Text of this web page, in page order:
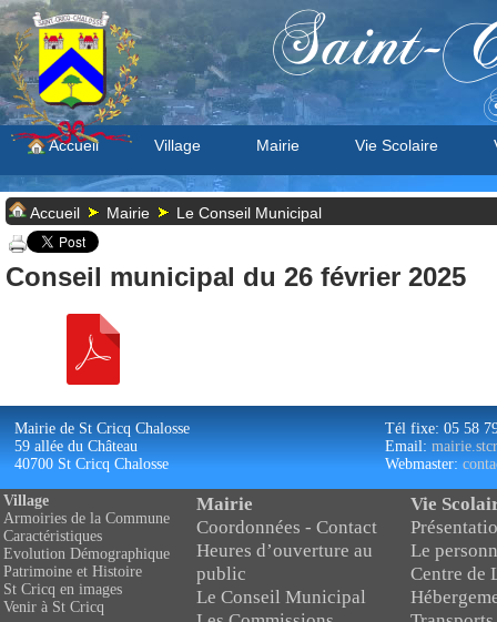
Saint-
Accueil Village Mairie Vie Scolaire
Accueil Mairie Le Conseil Municipal
Conseil municipal du 26 février 2025
Mairie de St Cricq Chalosse
59 allée du Château
40700 St Cricq Chalosse
Tél fixe: 05 58
Email:
Webmaster:
Village
Armoiries de la Commune
Caractéristiques
Evolution Démographique
Patrimoine et Histoire
St Cricq en images
Venir à St Cricq
Mairie
Coordonnées - Contact
Heures d’ouverture au
public
Le Conseil Municipal
Vie
Le
Centre de